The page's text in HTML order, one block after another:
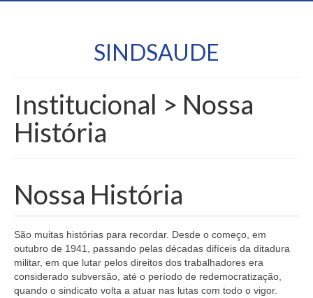
SINDSAUDE
Institucional > Nossa
História
Nossa História
São muitas histórias para recordar. Desde o começo, em
outubro de 1941, passando pelas décadas difíceis da ditadura
militar, em que lutar pelos direitos dos trabalhadores era
considerado subversão, até o período de redemocratização,
quando o sindicato volta a atuar nas lutas com todo o vigor.